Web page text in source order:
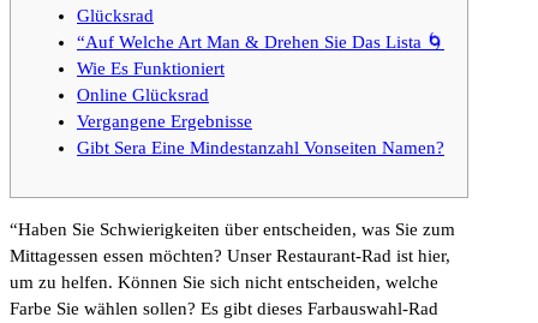
Glücksrad
“Auf Welche Art Man & Drehen Sie Das Lista 🌀
Wie Es Funktioniert
Online Glücksrad
Vergangene Ergebnisse
Gibt Sera Eine Mindestanzahl Vonseiten Namen?
“Haben Sie Schwierigkeiten über entscheiden, was Sie zum
Mittagessen essen möchten? Unser Restaurant-Rad ist hier,
um zu helfen. Können Sie sich nicht entscheiden, welche
Farbe Sie wählen sollen? Es gibt dieses Farbauswahl-Rad